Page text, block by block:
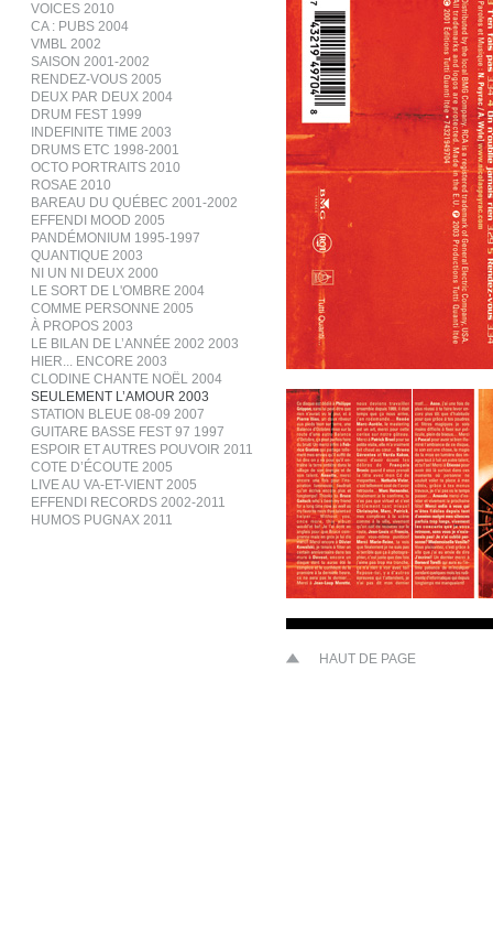
VOICES 2010
CA : PUBS 2004
VMBL 2002
SAISON 2001-2002
RENDEZ-VOUS 2005
DEUX PAR DEUX 2004
DRUM FEST 1999
INDEFINITE TIME 2003
DRUMS ETC 1998-2001
OCTO PORTRAITS 2010
ROSAE 2010
BAREAU DU QUÉBEC 2001-2002
EFFENDI MOOD 2005
PANDÉMONIUM 1995-1997
QUANTIQUE 2003
NI UN NI DEUX 2000
LE SORT DE L'OMBRE 2004
COMME PERSONNE 2005
À PROPOS 2003
LE BILAN DE L’ANNÉE 2002 2003
HIER... ENCORE 2003
CLODINE CHANTE NOËL 2004
SEULEMENT L’AMOUR 2003
STATION BLEUE 08-09 2007
GUITARE BASSE FEST 97 1997
ESPOIR ET AUTRES POUVOIR 2011
COTE D’ÉCOUTE 2005
LIVE AU VA-ET-VIENT 2005
EFFENDI RECORDS 2002-2011
HUMOS PUGNAX 2011
HAUT DE PAGE